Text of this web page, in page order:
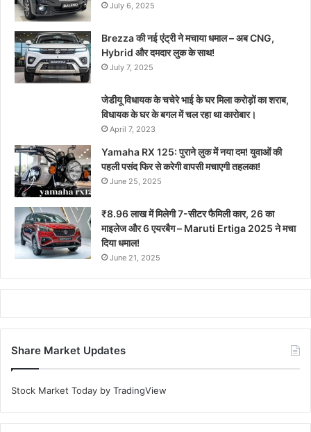
July 6, 2025
Brezza की नई एंट्री ने मचाया धमाल – अब CNG,
Hybrid और दमदार लुक के साथ!
July 7, 2025
जेडीयू विधायक के चचेरे भाई के घर मिला करोड़ों का शराब,
विधायक के घर के बगल में चल रहा था कारोबार।
April 7, 2023
Yamaha RX 125: पुराने लुक में नया दम! युवाओं की
पहली पसंद फिर से करेगी वापसी मचाएगी तहलका!
June 25, 2025
₹8.96 लाख में मिलेगी 7-सीटर फैमिली कार, 26 का
माइलेज और 6 एयरबैग – Maruti Ertiga 2025 ने मचा
दिया धमाल!
June 21, 2025
Share Market Updates
Stock Market Today by TradingView